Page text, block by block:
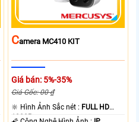
CAmera MC410 KIT
Giá bán: 5%-35%
Giá Gốc: 00 ₫
🔆 Hình Ảnh Sắc nét : FULL HD
1080P .